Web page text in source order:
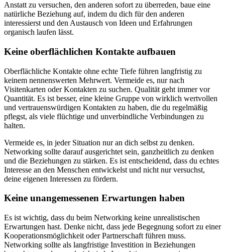
Anstatt zu versuchen, den anderen sofort zu überreden, baue eine
natürliche Beziehung auf, indem du dich für den anderen
interessierst und den Austausch von Ideen und Erfahrungen
organisch laufen lässt.
Keine oberflächlichen Kontakte aufbauen
Oberflächliche Kontakte ohne echte Tiefe führen langfristig zu
keinem nennenswerten Mehrwert. Vermeide es, nur nach
Visitenkarten oder Kontakten zu suchen. Qualität geht immer vor
Quantität. Es ist besser, eine kleine Gruppe von wirklich wertvollen
und vertrauenswürdigen Kontakten zu haben, die du regelmäßig
pflegst, als viele flüchtige und unverbindliche Verbindungen zu
halten.
Vermeide es, in jeder Situation nur an dich selbst zu denken.
Networking sollte darauf ausgerichtet sein, ganzheitlich zu denken
und die Beziehungen zu stärken. Es ist entscheidend, dass du echtes
Interesse an den Menschen entwickelst und nicht nur versuchst,
deine eigenen Interessen zu fördern.
Keine unangemessenen Erwartungen haben
Es ist wichtig, dass du beim Networking keine unrealistischen
Erwartungen hast. Denke nicht, dass jede Begegnung sofort zu einer
Kooperationsmöglichkeit oder Partnerschaft führen muss.
Networking sollte als langfristige Investition in Beziehungen